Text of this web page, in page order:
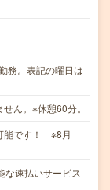
務。表記の曜日は
ん。※休憩60分。
能です！ ※8月
速払いサービス